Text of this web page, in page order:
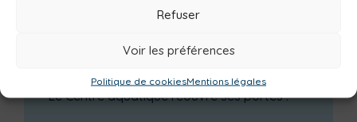
Refuser
Voir les préférences
Politique de cookiesMentions légales
💗Offre spéciale Saint-Valentin 💗
📣 INSCRIPTIONS – Stage de natation
Le Centre aquatique réouvre ses portes !